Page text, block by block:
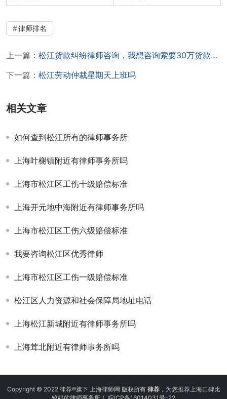
律师排名
上一篇： 松江货款纠纷律师咨询，我想咨询索要30万货款的事
下一篇： 松江劳动仲裁星期天上班吗
相关文章
如何查到松江所有的律师事务所
上海叶榭镇附近有律师事务所吗
上海市松江区工伤十级赔偿标准
上海开元地中海附近有律师事务所吗
上海市松江区工伤六级赔偿标准
我要咨询松江区优秀律师
上海市松江区工伤一级赔偿标准
松江区人力资源和社会保障局地址电话
上海松江新城附近有律师事务所吗
上海茸北附近有律师事务所吗
Copyright © 2022 律荐®旗下 上海律师网 版权所有 律荐，为您推荐上海口碑比
较好的律师事务所！ 皖ICP备16014031号-22